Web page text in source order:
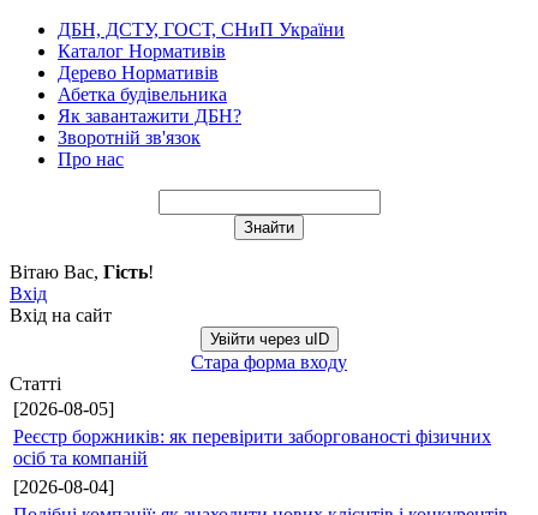
ДБН, ДСТУ, ГОСТ, СНиП України
Каталог Нормативів
Дерево Нормативів
Абетка будівельника
Як завантажити ДБН?
Зворотній зв'язок
Про нас
Вітаю Вас, Гість!
Вхід
Вхід на сайт
Увійти через uID
Стара форма входу
Статті
[2026-08-05]
Реєстр боржників: як перевірити заборгованості фізичних
осіб та компаній
[2026-08-04]